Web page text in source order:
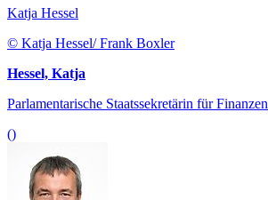
Katja Hessel
© Katja Hessel/ Frank Boxler
Hessel, Katja
Parlamentarische Staatssekretärin für Finanzen
()